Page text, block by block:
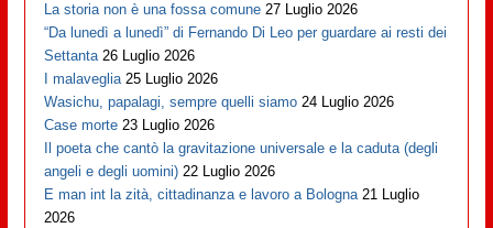
La storia non è una fossa comune 27 Luglio 2026
“Da lunedì a lunedì” di Fernando Di Leo per guardare ai resti dei
Settanta 26 Luglio 2026
I malaveglia 25 Luglio 2026
Wasichu, papalagi, sempre quelli siamo 24 Luglio 2026
Case morte 23 Luglio 2026
Il poeta che cantò la gravitazione universale e la caduta (degli
angeli e degli uomini) 22 Luglio 2026
E man int la zità, cittadinanza e lavoro a Bologna 21 Luglio
2026